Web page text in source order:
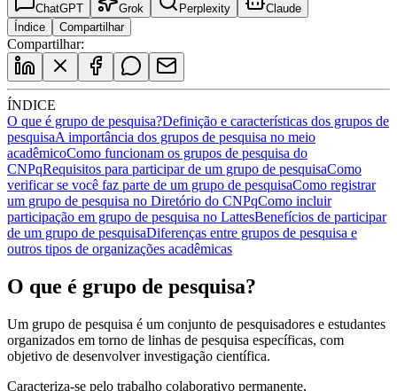
ChatGPT Grok Perplexity
Claude
Índice
Compartilhar
Compartilhar:
ÍNDICE
O que é grupo de pesquisa?Definição e características dos grupos de
pesquisaA importância dos grupos de pesquisa no meio
acadêmicoComo funcionam os grupos de pesquisa do
CNPqRequisitos para participar de um grupo de pesquisaComo
verificar se você faz parte de um grupo de pesquisaComo registrar
um grupo de pesquisa no Diretório do CNPqComo incluir
participação em grupo de pesquisa no LattesBenefícios de participar
de um grupo de pesquisaDiferenças entre grupos de pesquisa e
outros tipos de organizações acadêmicas
O que é grupo de pesquisa?
Um grupo de pesquisa é um conjunto de pesquisadores e estudantes
organizados em torno de linhas de pesquisa específicas, com
objetivo de desenvolver investigação científica.
Caracteriza-se pelo trabalho colaborativo permanente,